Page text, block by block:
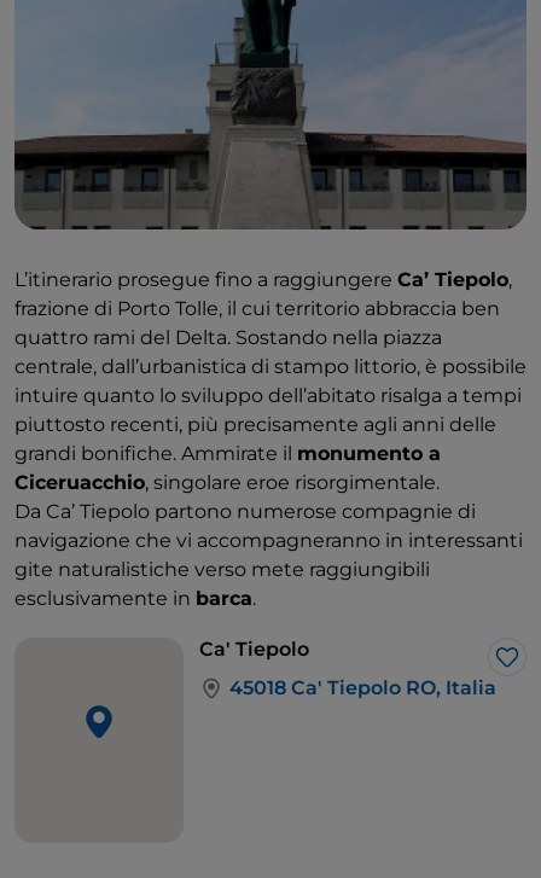
L’itinerario prosegue fino a raggiungere Ca’ Tiepolo,
frazione di Porto Tolle, il cui territorio abbraccia ben
quattro rami del Delta. Sostando nella piazza
centrale, dall’urbanistica di stampo littorio, è possibile
intuire quanto lo sviluppo dell’abitato risalga a tempi
piuttosto recenti, più precisamente agli anni delle
grandi bonifiche. Ammirate il monumento a
Ciceruacchio, singolare eroe risorgimentale.
Da Ca’ Tiepolo partono numerose compagnie di
navigazione che vi accompagneranno in interessanti
gite naturalistiche verso mete raggiungibili
esclusivamente in barca.
Ca' Tiepolo
45018 Ca' Tiepolo RO, Italia